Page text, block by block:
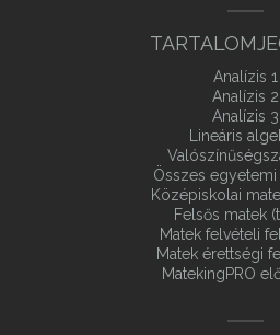
Analízis 1
Analízis 2
Analízis 3
Lineáris
Összes egyetemi
Középiskolai
Felsős matek
Matek felvételi
Matek érettségi
MatekingPRO